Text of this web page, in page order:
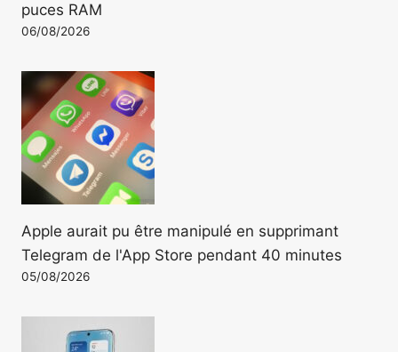
puces RAM
06/08/2026
Apple aurait pu être manipulé en supprimant
Telegram de l'App Store pendant 40 minutes
05/08/2026